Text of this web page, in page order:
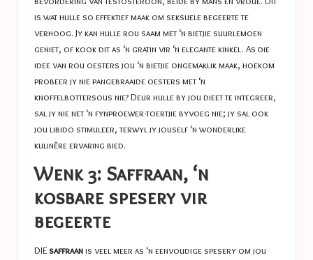
is wat hulle so effektief maak om seksuele begeerte te
verhoog. Jy kan hulle rou saam met ‘n bietjie suurlemoen
geniet, of kook dit as ‘n gratin vir ‘n elegante kinkel. As die
idee van rou oesters jou ‘n bietjie ongemaklik maak, hoekom
probeer jy nie pangebraaide oesters met ‘n
knoffelbottersous nie? Deur hulle by jou dieet te integreer,
sal jy nie net ‘n fynproewer-toertjie byvoeg nie; jy sal ook
jou libido stimuleer, terwyl jy jouself ‘n wonderlike
kulinêre ervaring bied.
Wenk 3: Saffraan, ‘n
kosbare spesery vir
begeerte
DIE saffraanis veel meer as ‘n eenvoudige spesery om jou